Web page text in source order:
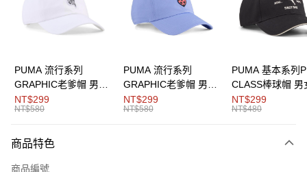
Google Pay
運送方式
每筆NT$150，滿NT$1,800(含以上)免運費
PUMA 流行系列
GRAPHIC老爹帽 男女
共同
NT$299
NT$580
PUMA 流行系列
GRAPHIC老爹帽 男女
共同
NT$299
NT$580
PUMA 基本系列
CLASS棒球帽 男
同
NT$299
NT$480
商品特色
商品編號